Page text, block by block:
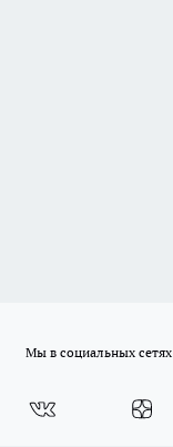
Мы в социальных сетях